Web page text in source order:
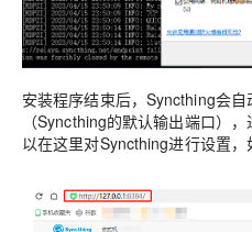
安装程序结束后，Syncthing会
（Syncthing的默认输出端口）
以在这里对Syncthing进行设置，